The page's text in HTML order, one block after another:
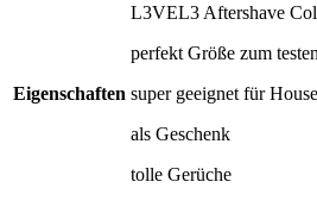
Eigenschaften
L3VEL3 Aftershave
perfekt Größe zum testen
super geeignet für
als Geschenk
tolle Gerüche